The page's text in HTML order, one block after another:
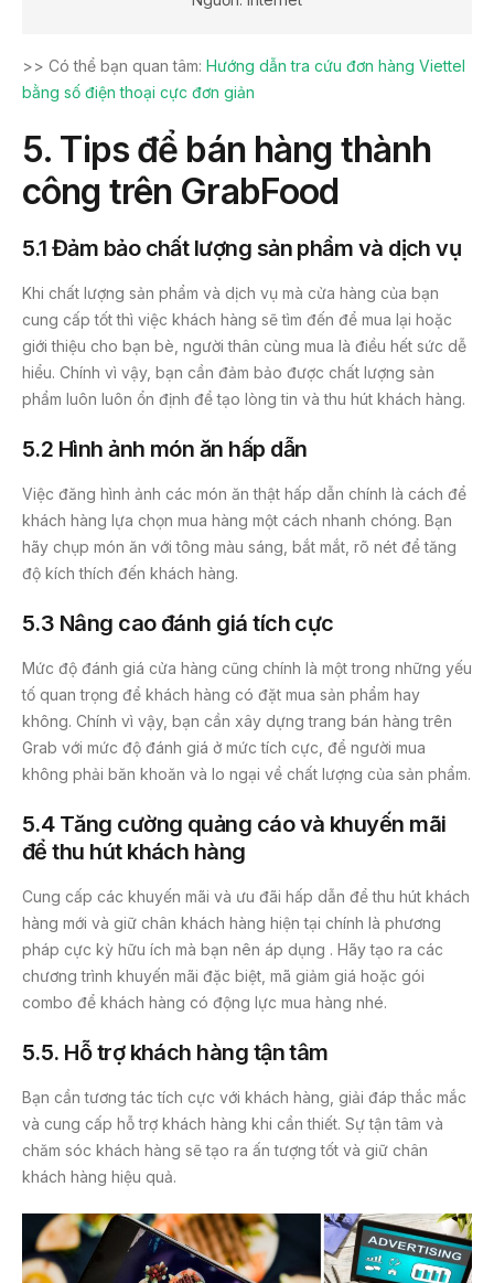
>> Có thể bạn quan tâm: Hướng dẫn tra cứu đơn hàng Viettel
bằng số điện thoại cực đơn giản
5. Tips để bán hàng thành
công trên GrabFood
5.1 Đảm bảo chất lượng sản phẩm và dịch vụ
Khi chất lượng sản phẩm và dịch vụ mà cửa hàng của bạn
cung cấp tốt thì việc khách hàng sẽ tìm đến để mua lại hoặc
giới thiệu cho bạn bè, người thân cùng mua là điều hết sức dễ
hiểu. Chính vì vậy, bạn cần đảm bảo được chất lượng sản
phẩm luôn luôn ổn định để tạo lòng tin và thu hút khách hàng.
5.2 Hình ảnh món ăn hấp dẫn
Việc đăng hình ảnh các món ăn thật hấp dẫn chính là cách để
khách hàng lựa chọn mua hàng một cách nhanh chóng. Bạn
hãy chụp món ăn với tông màu sáng, bắt mắt, rõ nét để tăng
độ kích thích đến khách hàng.
5.3 Nâng cao đánh giá tích cực
Mức độ đánh giá cửa hàng cũng chính là một trong những yếu
tố quan trọng để khách hàng có đặt mua sản phẩm hay
không. Chính vì vậy, bạn cần xây dựng trang bán hàng trên
Grab với mức độ đánh giá ở mức tích cực, để người mua
không phải băn khoăn và lo ngại về chất lượng của sản phẩm.
5.4 Tăng cường quảng cáo và khuyến mãi
để thu hút khách hàng
Cung cấp các khuyến mãi và ưu đãi hấp dẫn để thu hút khách
hàng mới và giữ chân khách hàng hiện tại chính là phương
pháp cực kỳ hữu ích mà bạn nên áp dụng . Hãy tạo ra các
chương trình khuyến mãi đặc biệt, mã giảm giá hoặc gói
combo để khách hàng có động lực mua hàng nhé.
5.5. Hỗ trợ khách hàng tận tâm
Bạn cần tương tác tích cực với khách hàng, giải đáp thắc mắc
và cung cấp hỗ trợ khách hàng khi cần thiết. Sự tận tâm và
chăm sóc khách hàng sẽ tạo ra ấn tượng tốt và giữ chân
khách hàng hiệu quả.